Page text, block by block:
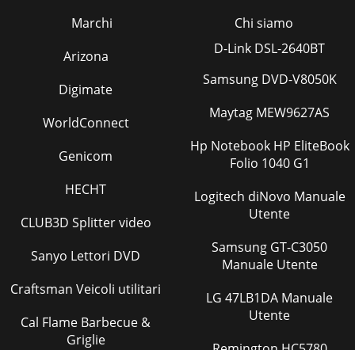
Marchi
Chi siamo
Arizona
Digimate
WorldConnect
Genicom
HECHT
CLUB3D Splitter video
Sanyo Lettori DVD
Craftsman Veicoli utilitari
Cal Flame Barbecue &
Griglie
D-Link DSL-2640BT
Samsung DVD-V8050K
Maytag MEW9627AS
Hp Notebook HP EliteBook
Folio 1040 G1
Logitech diNovo Manuale
Utente
Samsung GT-C3050
Manuale Utente
LG 47LB1DA Manuale
Utente